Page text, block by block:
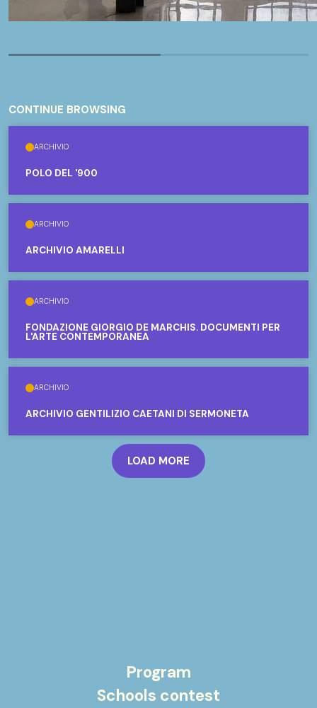
CONTINUE BROWSING
ARCHIVIO
POLO DEL '900
ARCHIVIO
ARCHIVIO AMARELLI
ARCHIVIO
FONDAZIONE GIORGIO DE MARCHIS. DOCUMENTI PER
L'ARTE CONTEMPORANEA
ARCHIVIO
ARCHIVIO GENTILIZIO CAETANI DI SERMONETA
LOAD MORE
Program
Schools contest